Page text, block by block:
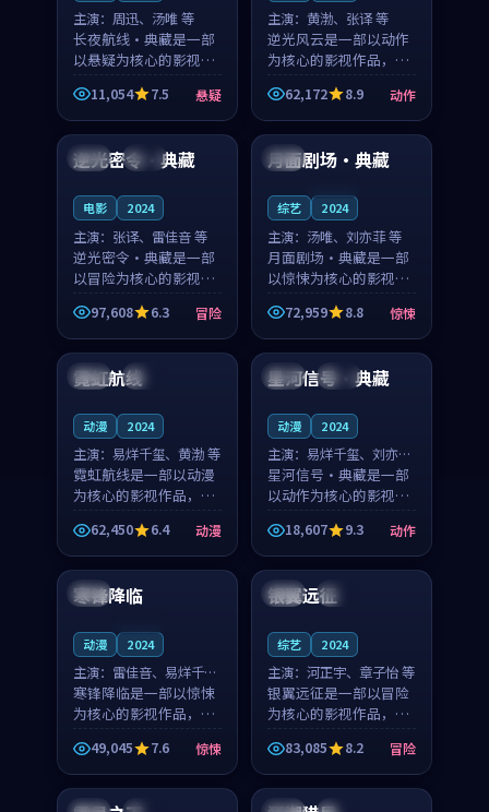
主演： 周迅、汤唯 等
长夜航线·典藏是一部
以悬疑为核心的影视作
品，围绕危机、反转与
人物成长展开，整体节
奏紧凑，值得推荐观
看。
11,054 7.5 悬疑
主演： 黄渤、张译 等
逆光风云是一部以动作
为核心的影视作品，围
绕危机、反转与人物成
长展开，整体节奏紧
凑，值得推荐观看。
62,172 8.9 动作
美国 热播
逆光密令·典藏
电影 2024
主演： 张译、雷佳音 等
逆光密令·典藏是一部
以冒险为核心的影视作
品，围绕危机、反转与
人物成长展开，整体节
奏紧凑，值得推荐观
看。
97,608 6.3 冒险
英国
月面剧场·典藏
综艺 2024
主演： 汤唯、刘亦菲 等
月面剧场·典藏是一部
以惊悚为核心的影视作
品，围绕危机、反转与
人物成长展开，整体节
奏紧凑，值得推荐观
72,959 8.8 惊悚
中国 高分
霓虹航线
动漫 2024
主演： 易烊千玺、黄渤 等
霓虹航线是一部以动漫
为核心的影视作品，围
绕危机、反转与人物成
长展开，整体节奏紧
凑，值得推荐观看。
62,450 6.4 动漫
韩国 独播
星河信号·典藏
动漫 2024
主演： 易烊千玺、刘亦菲
等
星河信号·典藏是一部
以动作为核心的影视作
品，围绕危机、反转与
人物成长展开，整体节
奏紧凑，值得推荐观
看。
18,607 9.3 动作
中国
寒锋降临
动漫 2024
主演： 雷佳音、易烊千玺
等
寒锋降临是一部以惊悚
为核心的影视作品，围
绕危机、反转与人物成
长展开，整体节奏紧
凑，值得推荐观看。
49,045 7.6 惊悚
中国 院线
银翼远征
综艺 2024
主演： 河正宇、章子怡 等
银翼远征是一部以冒险
为核心的影视作品，围
绕危机、反转与人物成
长展开，整体节奏紧
凑，值得推荐观看。
83,085 8.2 冒险